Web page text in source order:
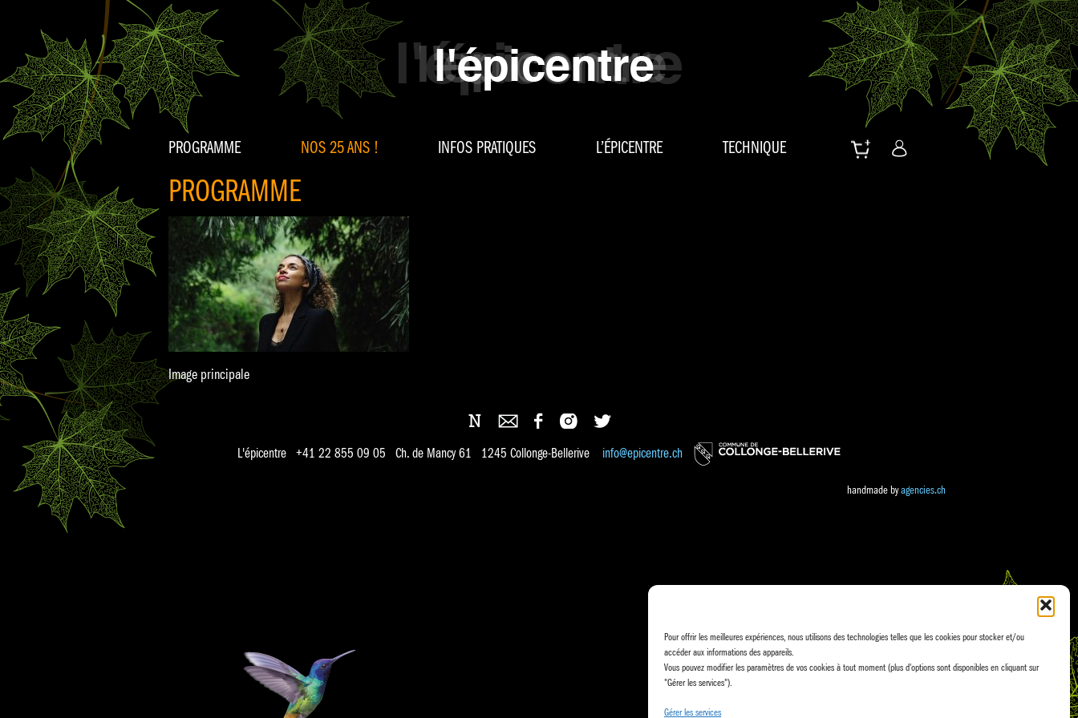
Pour offrir les meilleures expériences, nous utilisons des technologies telles que les cookies pour stocker et/ou
accéder aux informations des appareils.
Vous pouvez modifier les paramètres de vos cookies à tout moment (plus d'options sont disponibles en cliquant sur
"Gérer les services").
Gérer les services
PROGRAMME NOS 25 ANS ! INFOS PRATIQUES L’ÉPICENTRE TECHNIQUE
PROGRAMME
Image principale
L'épicentre +41 22 855 09 05 Ch. de Mancy 61 1245 Collonge-Bellerive info@epicentre.ch
handmade byagencies.ch